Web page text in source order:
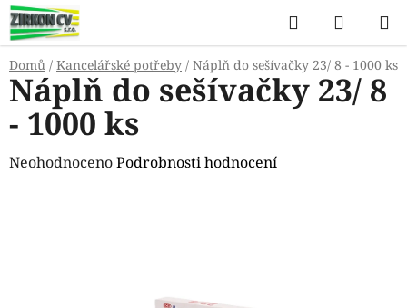
Přejít
na
obsah
Hledat
KOŠÍK
Domů / Kancelářské potřeby / Náplň do sešívačky 23/ 8 - 1000 ks
Náplň do sešívačky 23/ 8
- 1000 ks
Průměrné
NeohodnocenoPodrobnosti hodnocení